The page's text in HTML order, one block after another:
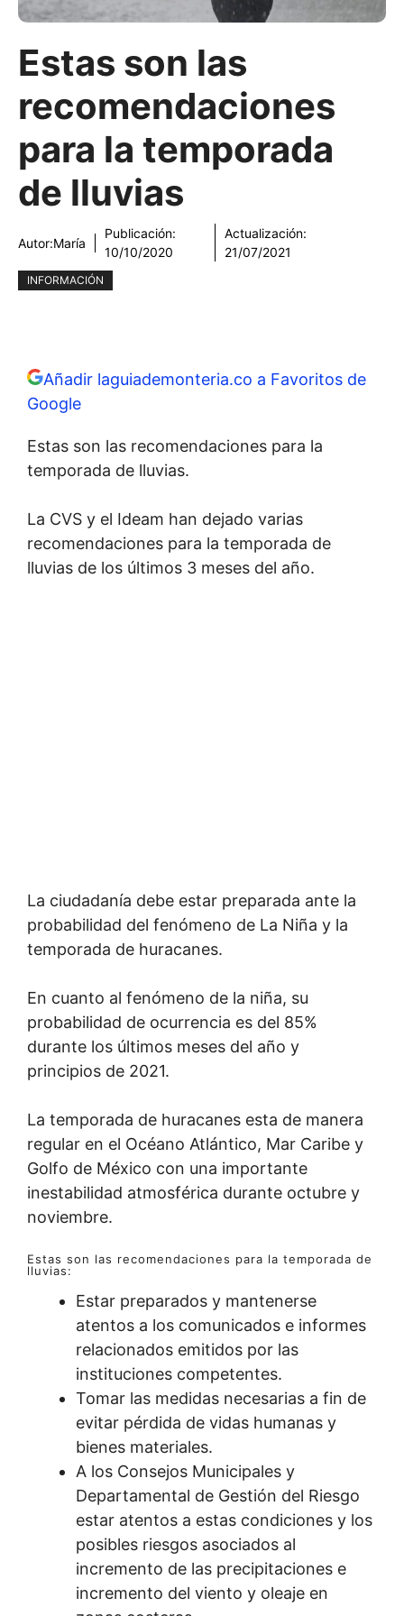
Estas son las
recomendaciones
para la temporada
de lluvias
Autor:María
Publicación:
10/10/2020
Actualización:
21/07/2021
INFORMACIÓN
Añadir laguiademonteria.co a Favoritos de
Google
Estas son las recomendaciones para la
temporada de lluvias.
La CVS y el Ideam han dejado varias
recomendaciones para la temporada de
lluvias de los últimos 3 meses del año.
La ciudadanía debe estar preparada ante la
probabilidad del fenómeno de La Niña y la
temporada de huracanes.
En cuanto al fenómeno de la niña, su
probabilidad de ocurrencia es del 85%
durante los últimos meses del año y
principios de 2021.
La temporada de huracanes esta de manera
regular en el Océano Atlántico, Mar Caribe y
Golfo de México con una importante
inestabilidad atmosférica durante octubre y
noviembre.
Estas son las recomendaciones para la temporada de
lluvias:
Estar preparados y mantenerse
atentos a los comunicados e informes
relacionados emitidos por las
instituciones competentes.
Tomar las medidas necesarias a fin de
evitar pérdida de vidas humanas y
bienes materiales.
A los Consejos Municipales y
Departamental de Gestión del Riesgo
estar atentos a estas condiciones y los
posibles riesgos asociados al
incremento de las precipitaciones e
incremento del viento y oleaje en